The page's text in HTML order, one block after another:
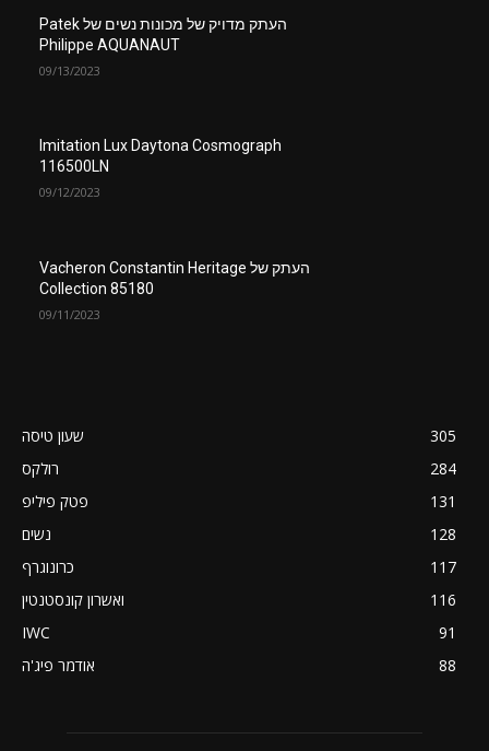
העתק מדויק של מכונות נשים של Patek
Philippe AQUANAUT
09/13/2023
Imitation Lux Daytona Cosmograph
116500LN
09/12/2023
העתק של Vacheron Constantin Heritage
Collection 85180
09/11/2023
שעון טיסה
305
רולקס
284
פטק פיליפ
131
נשים
128
כרונוגרף
117
ואשרון קונסטנטין
116
IWC
91
אודמר פיג'ה
88